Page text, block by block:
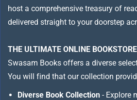
host a comprehensive treasury of
delivered straight to your doorstep
THE ULTIMATE ONLINE
Swasam Books offers a diverse
You will find that our collection
Diverse Book Collection - Explore